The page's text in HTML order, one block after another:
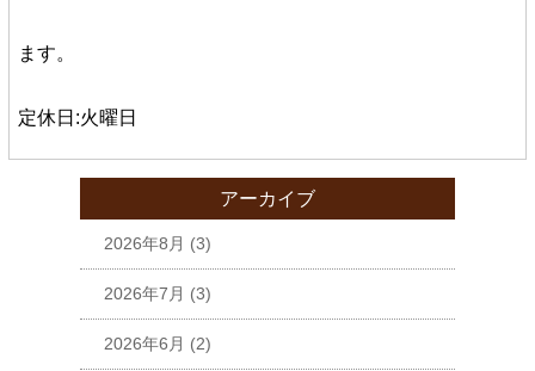
ます。
定休日:火曜日
アーカイブ
2026年8月 (3)
2026年7月 (3)
2026年6月 (2)